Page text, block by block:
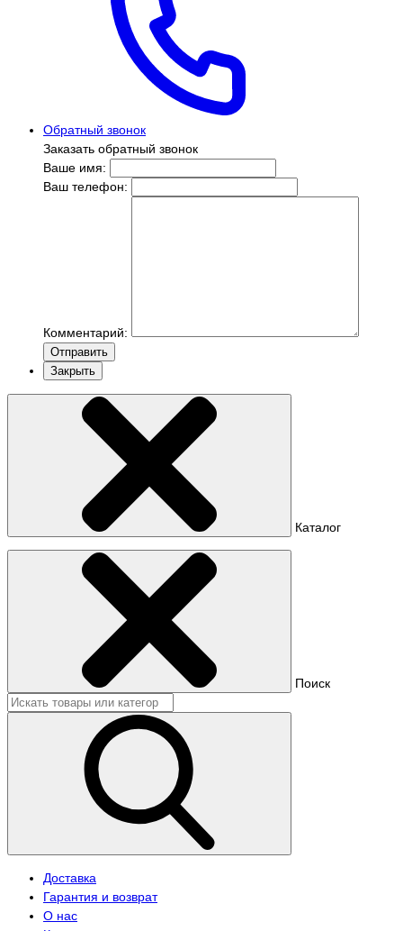
Обратный звонок
Заказать обратный звонок
Ваше имя:
Ваш телефон:
Комментарий:
Отправить
Закрыть
Каталог
Поиск
Доставка
Гарантия и возврат
О нас